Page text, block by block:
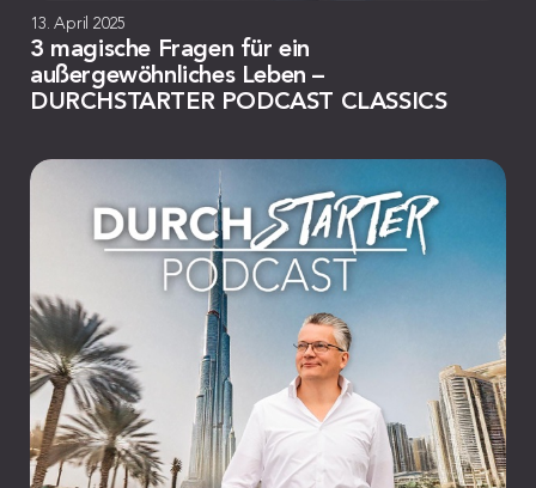
13. April 2025
3 magische Fragen für ein
außergewöhnliches Leben –
DURCHSTARTER PODCAST CLASSICS